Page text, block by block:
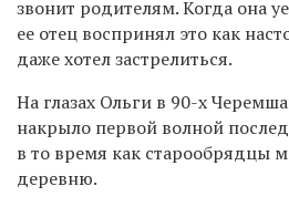
звонит родителям. Когда она
ее отец воспринял это как
даже хотел застрелиться.
На глазах Ольги в 90-х
накрыло первой волной
в то время как старообрядцы
деревню.